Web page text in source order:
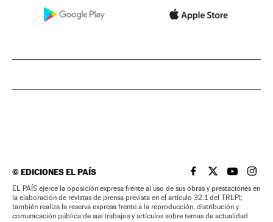
©EDICIONES EL PAÍS EL PAÍS BRASIL EN
EL PAÍSEL PAÍS
EL
EL PAÍS ejerce la oposición expresa frente al uso de sus obras y prestaciones en
la elaboración de revistas de prensa prevista en el artículo 32.1 del TRLPI;
también realiza la reserva expresa frente a la reproducción, distribución y
comunicación pública de sus trabajos y artículos sobre temas de actualidad